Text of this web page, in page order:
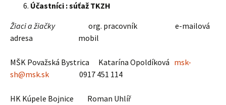
Účastníci : súťaž TKZH
Žiaci a žiačkyorg. pracovník e-mailová
adresa mobil
MŠK Považská Bystrica Katarína Opoldíková msk-
sh@msk.sk
0917 451 114
HK Kúpele Bojnice Roman Uhlíř